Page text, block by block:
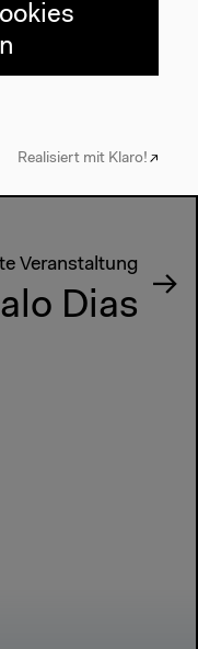
(God
Veranstaltung
Dias
Realisiert mit Klaro!